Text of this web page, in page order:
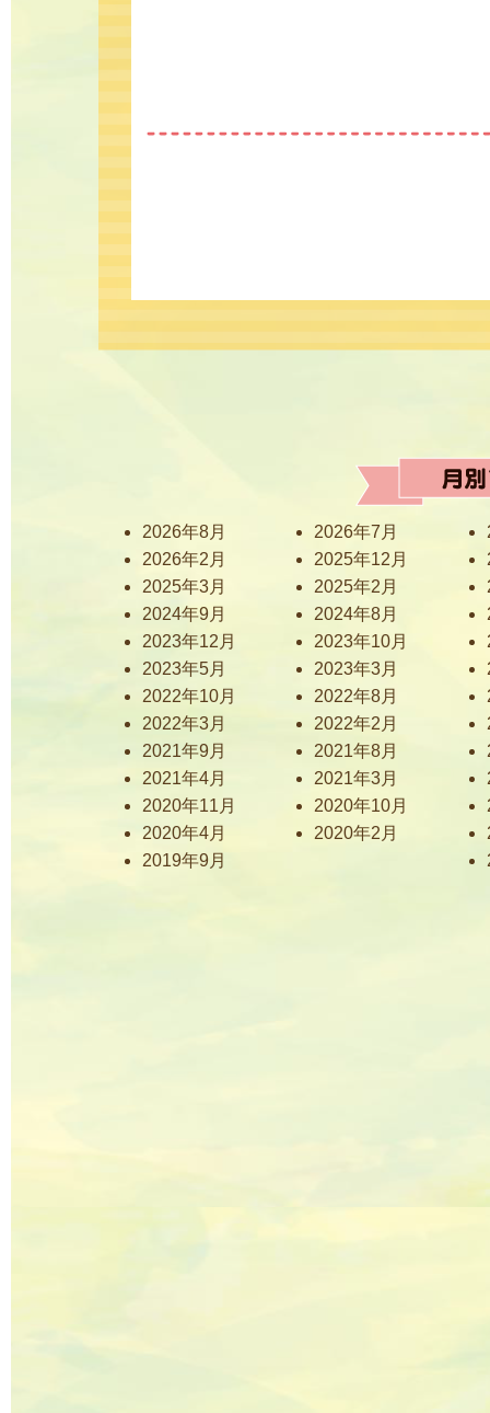
2026年8月 2026年7月
2026年2月
2025年12月
2025年3月
2025年2月
2024年9月
2024年8月
2023年12月
2023年10月
2023年5月
2023年3月
2022年10月
2022年8月
2022年3月
2022年2月
2021年9月
2021年8月
2021年4月
2021年3月
2020年11月
2020年10月
2020年4月
2020年2月
2019年9月